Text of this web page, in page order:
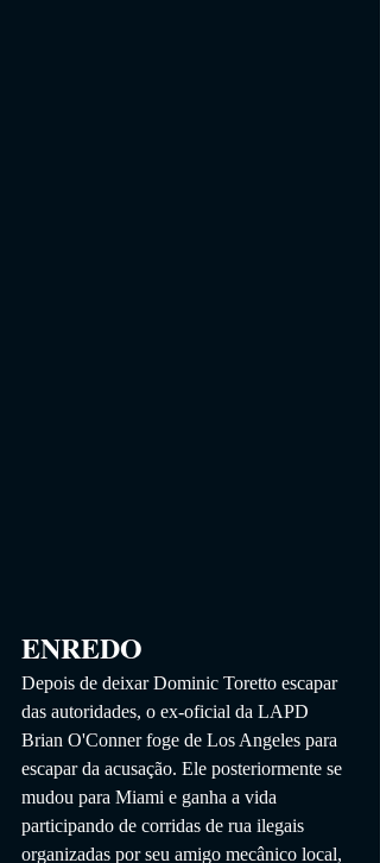
ENREDO
Depois de deixar Dominic Toretto escapar
das autoridades, o ex-oficial da LAPD
Brian O'Conner foge de Los Angeles para
escapar da acusação. Ele posteriormente se
mudou para Miami e ganha a vida
participando de corridas de rua ilegais
organizadas por seu amigo mecânico local,